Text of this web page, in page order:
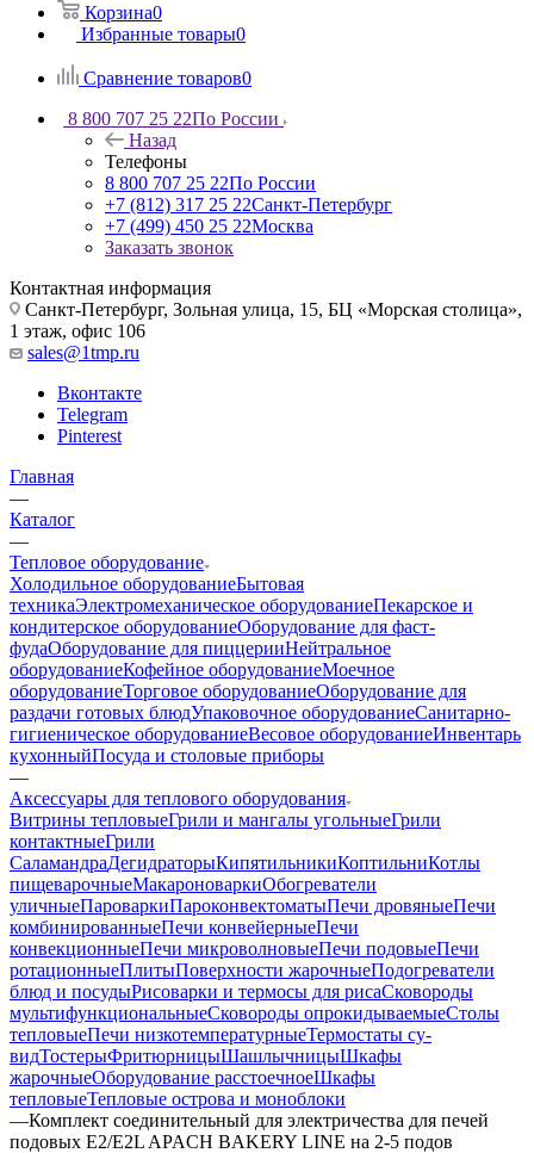
Корзина0
Избранные товары0
Сравнение товаров0
8 800 707 25 22По России
Назад
Телефоны
8 800 707 25 22По России
+7 (812) 317 25 22Санкт-Петербург
+7 (499) 450 25 22Москва
Заказать звонок
Контактная информация
Санкт-Петербург, Зольная улица, 15, БЦ «Морская столица»,
1 этаж, офис 106
sales@1tmp.ru
Вконтакте
Telegram
Pinterest
Главная
—
Каталог
—
Тепловое оборудование
Холодильное оборудованиеБытовая
техникаЭлектромеханическое оборудованиеПекарское и
кондитерское оборудованиеОборудование для фаст-
фудаОборудование для пиццерииНейтральное
оборудованиеКофейное оборудованиеМоечное
оборудованиеТорговое оборудованиеОборудование для
раздачи готовых блюдУпаковочное оборудованиеСанитарно-
гигиеническое оборудованиеВесовое оборудованиеИнвентарь
кухонныйПосуда и столовые приборы
—
Аксессуары для теплового оборудования
Витрины тепловыеГрили и мангалы угольныеГрили
контактныеГрили
СаламандраДегидраторыКипятильникиКоптильниКотлы
пищеварочныеМакароноваркиОбогреватели
уличныеПароваркиПароконвектоматыПечи дровяныеПечи
комбинированныеПечи конвейерныеПечи
конвекционныеПечи микроволновыеПечи подовыеПечи
ротационныеПлитыПоверхности жарочныеПодогреватели
блюд и посудыРисоварки и термосы для рисаСковороды
мультифункциональныеСковороды опрокидываемыеСтолы
тепловыеПечи низкотемпературныеТермостаты су-
видТостерыФритюрницыШашлычницыШкафы
жарочныеОборудование расстоечноеШкафы
тепловыеТепловые острова и моноблоки
—Комплект соединительный для электричества для печей
подовых E2/E2L APACH BAKERY LINE на 2-5 подов